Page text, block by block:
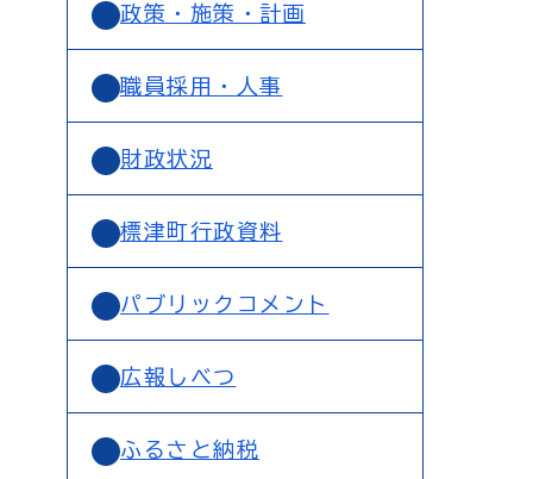
政策・施策・計画
職員採用・人事
財政状況
標津町行政資料
パブリックコメント
広報しべつ
ふるさと納税